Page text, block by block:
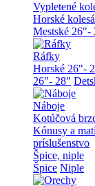
Vypletené
Horské
Mestské 26"-
Ráfky
Horské 26"-
26"- 28"
Náboje
Kotúčová
Kónusy a
príslušenstvo
Špice, niple
Špice Niple